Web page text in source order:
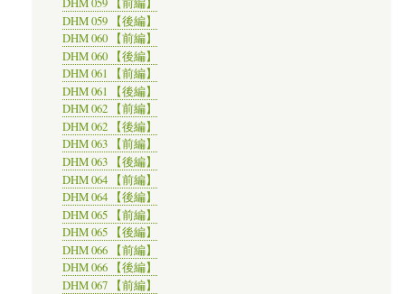
DHM 059 【前編】
DHM 059 【後編】
DHM 060 【前編】
DHM 060 【後編】
DHM 061 【前編】
DHM 061 【後編】
DHM 062 【前編】
DHM 062 【後編】
DHM 063 【前編】
DHM 063 【後編】
DHM 064 【前編】
DHM 064 【後編】
DHM 065 【前編】
DHM 065 【後編】
DHM 066 【前編】
DHM 066 【後編】
DHM 067 【前編】